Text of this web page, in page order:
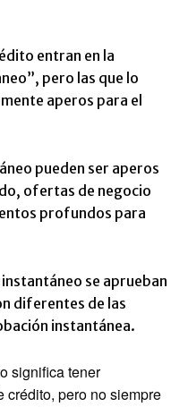
entran en la
pero las que lo
aperos para el
pueden ser aperos
ofertas de negocio
profundos para
se aprueban
diferentes de las
instantánea.
significa tener
crédito, pero no siempre